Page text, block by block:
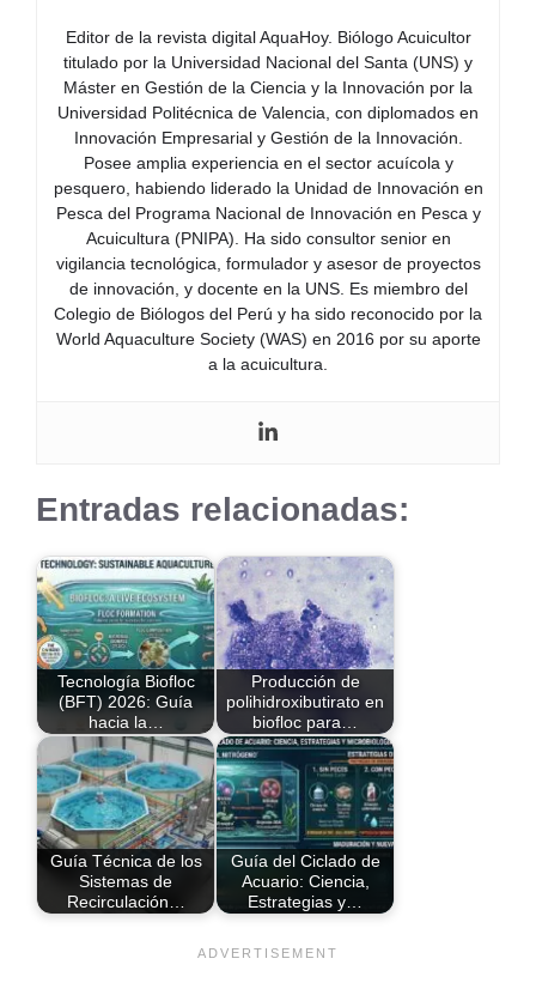
Editor de la revista digital AquaHoy. Biólogo Acuicultor
titulado por la Universidad Nacional del Santa (UNS) y
Máster en Gestión de la Ciencia y la Innovación por la
Universidad Politécnica de Valencia, con diplomados en
Innovación Empresarial y Gestión de la Innovación.
Posee amplia experiencia en el sector acuícola y
pesquero, habiendo liderado la Unidad de Innovación en
Pesca del Programa Nacional de Innovación en Pesca y
Acuicultura (PNIPA). Ha sido consultor senior en
vigilancia tecnológica, formulador y asesor de proyectos
de innovación, y docente en la UNS. Es miembro del
Colegio de Biólogos del Perú y ha sido reconocido por la
World Aquaculture Society (WAS) en 2016 por su aporte
a la acuicultura.
Entradas relacionadas:
Tecnología Biofloc
(BFT) 2026: Guía
hacia la…
Producción de
polihidroxibutirato en
biofloc para…
Guía Técnica de los
Sistemas de
Recirculación…
Guía del Ciclado de
Acuario: Ciencia,
Estrategias y…